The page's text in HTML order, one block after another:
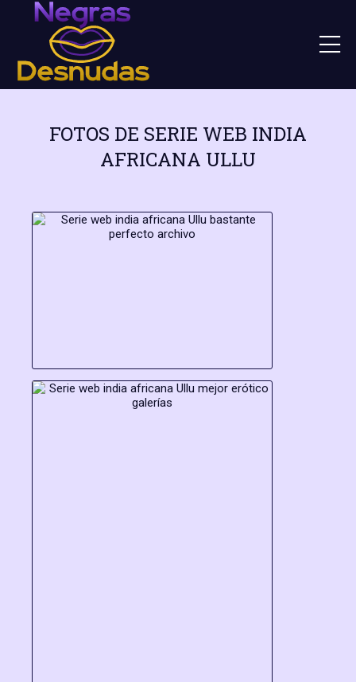
FOTOS DE SERIE WEB INDIA
AFRICANA ULLU